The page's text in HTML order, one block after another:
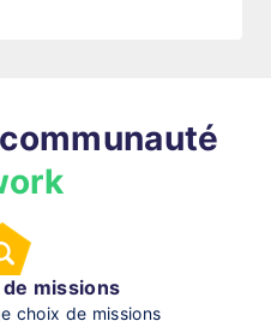
missions
choix de missions